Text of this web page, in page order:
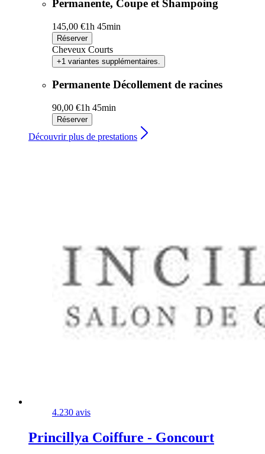
Permanente, Coupe et Shampoing
145,00 €1h 45min
Réserver
Cheveux Courts
+1 variantes supplémentaires.
Permanente Décollement de racines
90,00 €1h 45min
Réserver
Découvrir plus de prestations
4.230 avis
Princillya Coiffure - Goncourt